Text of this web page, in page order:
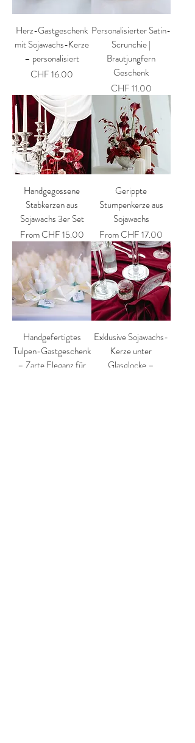
Herz-Gastgeschenk
mit Sojawachs-Kerze
– personalisiert
Price
CHF 16.00
Personalisierter Satin-
Scrunchie |
Brautjungfern
Geschenk
Price
CHF 11.00
Handgegossene
Stabkerzen aus
Sojawachs 3er Set
FromCHF 15.00
Sale Price
Gerippte
Stumpenkerze aus
Sojawachs
FromCHF 17.00
Sale Price
Handgefertigtes
Tulpen-Gastgeschenk
– Zarte Eleganz für
Exklusive Sojawachs-
Kerze unter
Glasglocke –